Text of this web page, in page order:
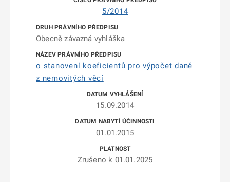
5/2014
Obecně závazná vyhláška
o stanovení koeficientů pro výpočet daně
z nemovitých věcí
15.09.2014
01.01.2015
Zrušeno k 01.01.2025